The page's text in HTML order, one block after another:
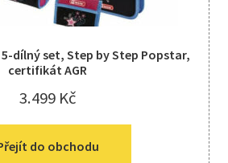
dílný set, Step by Step Popstar,
certifikát AGR
3.499 Kč
do obchodu